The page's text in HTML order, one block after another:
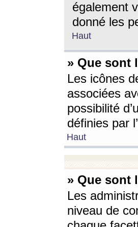
également
donné les
Haut
» Que sont
Les icônes
associées
possibilité
définies par
Haut
» Que sont
Les
niveau de